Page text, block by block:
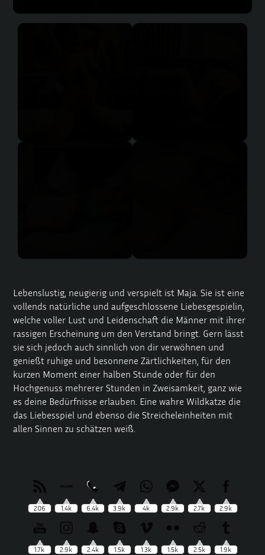
206 1.4k 6.4k 3.9k 4k 2.9k 2.7k 2.9k
1.7k 2.9k 2.4k 1.5k 1.3k 1.5k 2.5k 1.9k
Lebenslustig, neugierig und verspielt ist Maja. Sie ist eine
vollends natürliche und aufgeschlossene Liebesgespielin,
welche voller Lust und Leidenschaft die Männer mit ihrer
rassigen Erscheinung um den Verstand bringt. Gern lässt
sie sich jedoch auch sinnlich von dir verwöhnen und
genießt ruhige und besonnene Zärtlichkeiten, für den
kurzen Moment einer halben Stunde oder für den
Hochgenuss mehrerer Stunden in Zweisamkeit, ganz wie
es deine Bedürfnisse erlauben. Eine wahre Wildkatze die
das Liebesspiel und ebenso die Streicheleinheiten mit
allen Sinnen zu schätzen weiß.